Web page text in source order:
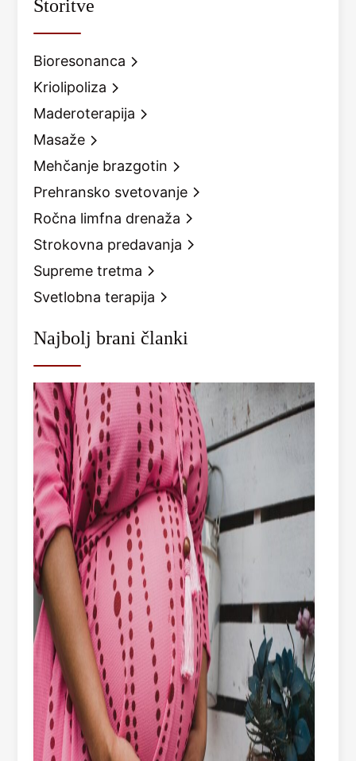
Storitve
Bioresonanca
Kriolipoliza
Maderoterapija
Masaže
Mehčanje brazgotin
Prehransko svetovanje
Ročna limfna drenaža
Strokovna predavanja
Supreme tretma
Svetlobna terapija
Najbolj brani članki